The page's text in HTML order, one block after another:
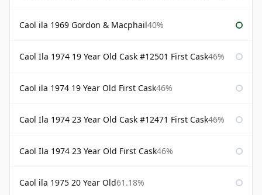
Caol ila 1969 Gordon & Macphail40%
Caol Ila 1974 19 Year Old Cask #12501 First Cask46%
Caol ila 1974 19 Year Old First Cask46%
Caol Ila 1974 23 Year Old Cask #12471 First Cask46%
Caol Ila 1974 23 Year Old First Cask46%
Caol ila 1975 20 Year Old61.18%